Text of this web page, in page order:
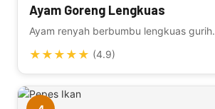
Ayam Goreng Lengkuas
Ayam renyah berbumbu lengkuas gurih.
★ ★ ★ ★ ★ (4.9)